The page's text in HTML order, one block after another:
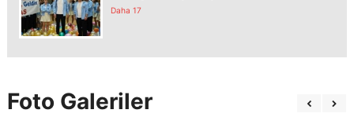
Daha 17
Foto Galeriler